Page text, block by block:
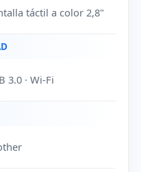
táctil a color 2,8"
3.0 · Wi-Fi